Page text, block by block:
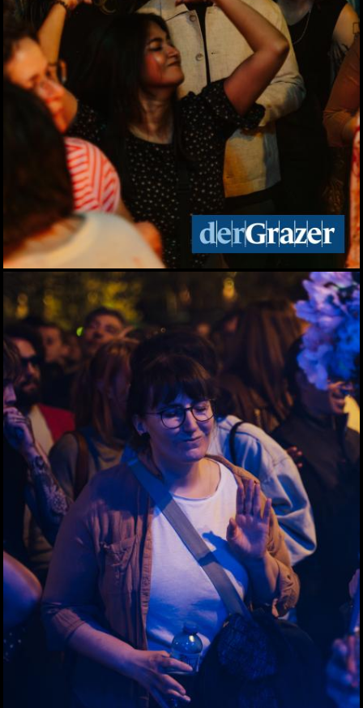
02.06.2026
Bitte lächeln! Diese Gäste
durften wir beim 28.
Stammtisch begrüßen
02.06.2026
Elefantenrunde zur Grazer
Gemeinderatswahl 2026
01.06.2026
Fit im Job 2026 - der
steirische
Gesundheitspreis
01.06.2026
Biergarten-Opening am
Schlossberg
31.05.2026
Fußball-Legende Toni
Polster im Murpark
30.05.2026
Landessieger gekürt:
Lackner ist Weingut des
Jahres 2026
Night of Young Leaders
2026
27.05.2026
Zinzengrinsen - Das Fest
in und um die
Zinzendorfgasse
23.05.2026
Chorfestival: Voices of
Spirit erklangen in Graz
Das Viertel 4 startet in die
Sommersaison
13.05.2026
Frühlingsfest der idlab